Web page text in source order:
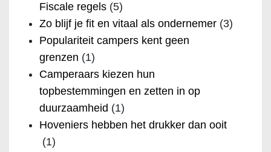
Fiscale regels (5)
Zo blijf je fit en vitaal als ondernemer (3)
Populariteit campers kent geen
grenzen (1)
Camperaars kiezen hun
topbestemmingen en zetten in op
duurzaamheid (1)
Hoveniers hebben het drukker dan ooit
(1)